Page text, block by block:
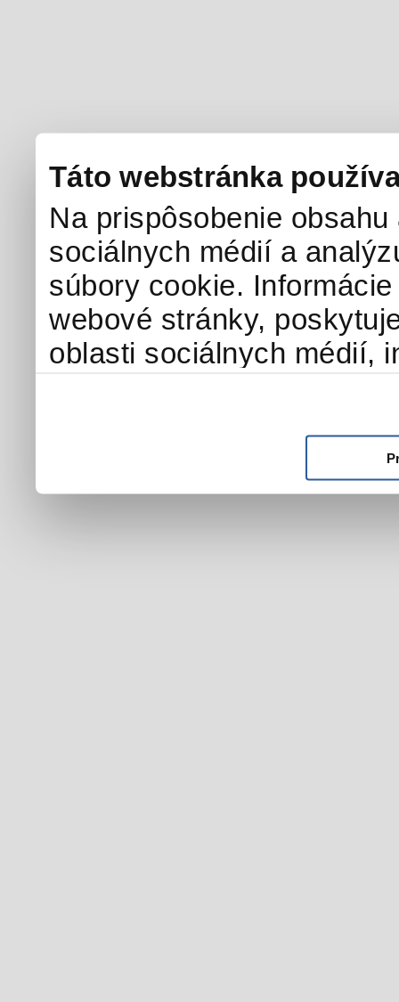
Táto webstránka
Na prispôsobenie
sociálnych médií a
súbory cookie.
webové stránky,
oblasti sociálnych médií,